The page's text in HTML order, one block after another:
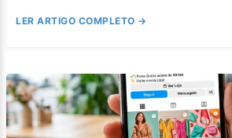
LER ARTIGO COMPLETO →